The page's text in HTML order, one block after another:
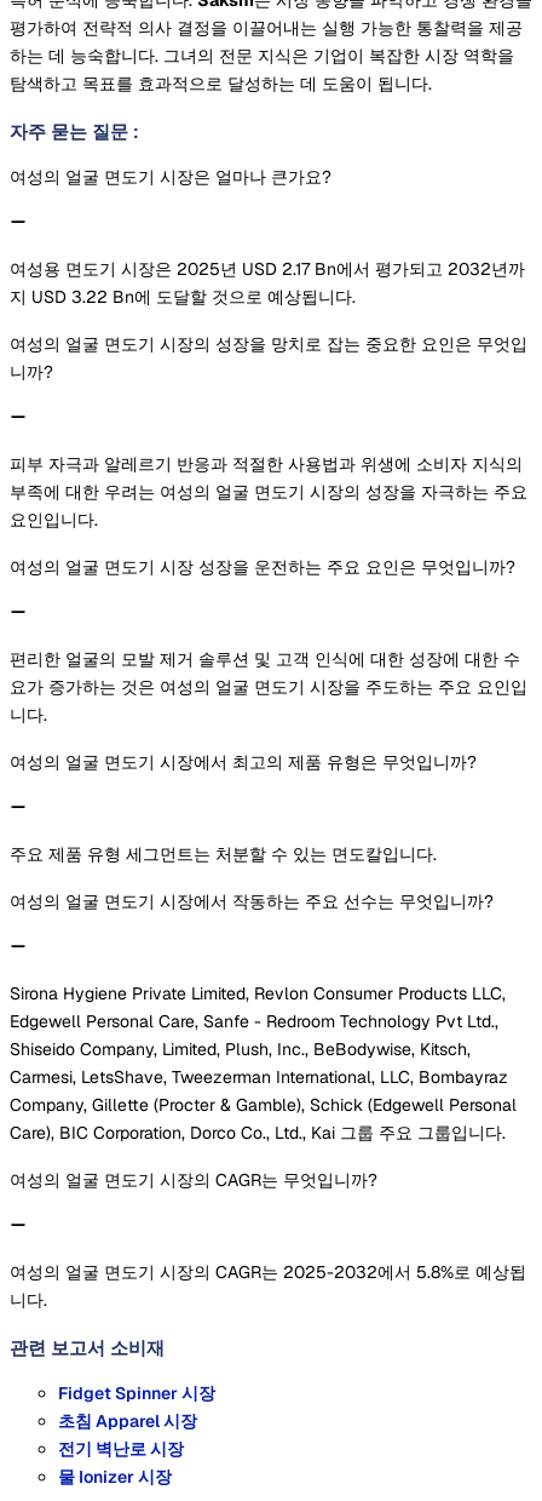
평가하여 전략적 의사 결정을 이끌어내는 실행 가능한 통찰력을 제공
하는 데 능숙합니다. 그녀의 전문 지식은 기업이 복잡한 시장 역학을
탐색하고 목표를 효과적으로 달성하는 데 도움이 됩니다.
자주 묻는 질문 :
여성의 얼굴 면도기 시장은 얼마나 큰가요?
여성용 면도기 시장은 2025년 USD 2.17 Bn에서 평가되고 2032년까
지 USD 3.22 Bn에 도달할 것으로 예상됩니다.
여성의 얼굴 면도기 시장의 성장을 망치로 잡는 중요한 요인은 무엇입
니까?
피부 자극과 알레르기 반응과 적절한 사용법과 위생에 소비자 지식의
부족에 대한 우려는 여성의 얼굴 면도기 시장의 성장을 자극하는 주요
요인입니다.
여성의 얼굴 면도기 시장 성장을 운전하는 주요 요인은 무엇입니까?
편리한 얼굴의 모발 제거 솔루션 및 고객 인식에 대한 성장에 대한 수
요가 증가하는 것은 여성의 얼굴 면도기 시장을 주도하는 주요 요인입
니다.
여성의 얼굴 면도기 시장에서 최고의 제품 유형은 무엇입니까?
주요 제품 유형 세그먼트는 처분할 수 있는 면도칼입니다.
여성의 얼굴 면도기 시장에서 작동하는 주요 선수는 무엇입니까?
Sirona Hygiene Private Limited, Revlon Consumer Products LLC,
Edgewell Personal Care, Sanfe - Redroom Technology Pvt Ltd.,
Shiseido Company, Limited, Plush, Inc., BeBodywise, Kitsch,
Carmesi, LetsShave, Tweezerman International, LLC, Bombayraz
Company, Gillette (Procter & Gamble), Schick (Edgewell Personal
Care), BIC Corporation, Dorco Co., Ltd., Kai 그룹 주요 그룹입니다.
여성의 얼굴 면도기 시장의 CAGR는 무엇입니까?
여성의 얼굴 면도기 시장의 CAGR는 2025-2032에서 5.8%로 예상됩
니다.
관련 보고서 소비재
Fidget Spinner 시장
초침 Apparel 시장
전기 벽난로 시장
물 Ionizer 시장